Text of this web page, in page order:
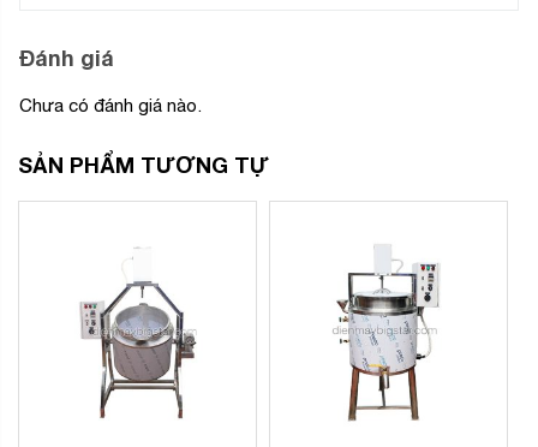
Đánh giá
Chưa có đánh giá nào.
SẢN PHẨM TƯƠNG TỰ